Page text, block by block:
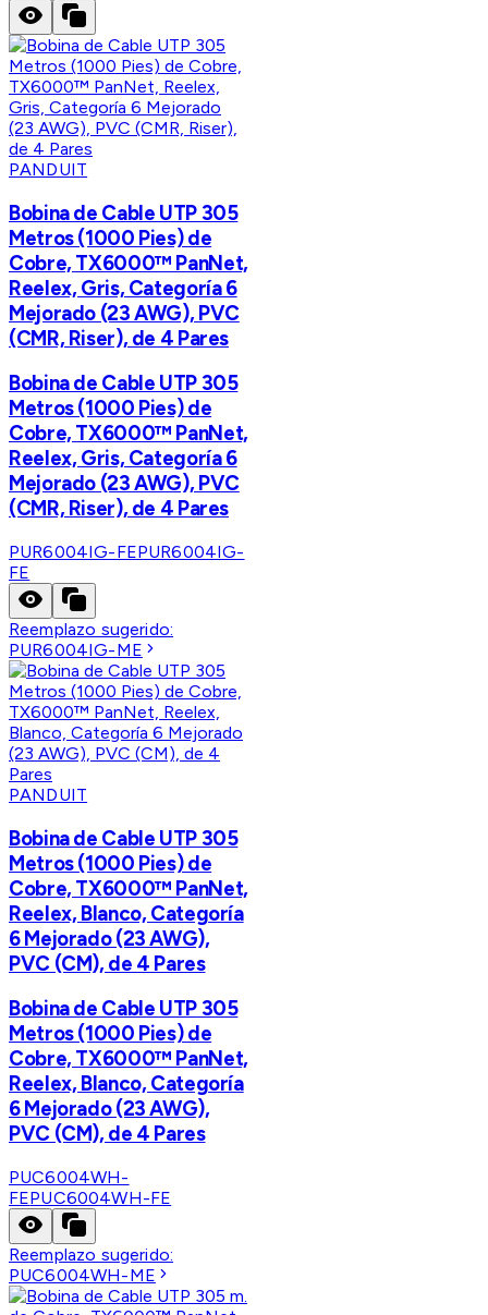
PANDUIT
Bobina de Cable UTP 305
Metros (1000 Pies) de
Cobre, TX6000™ PanNet,
Reelex, Gris, Categoría 6
Mejorado (23 AWG), PVC
(CMR, Riser), de 4 Pares
Bobina de Cable UTP 305
Metros (1000 Pies) de
Cobre, TX6000™ PanNet,
Reelex, Gris, Categoría 6
Mejorado (23 AWG), PVC
(CMR, Riser), de 4 Pares
PUR6004IG-FEPUR6004IG-
FE
Reemplazo sugerido:
PUR6004IG-ME
PANDUIT
Bobina de Cable UTP 305
Metros (1000 Pies) de
Cobre, TX6000™ PanNet,
Reelex, Blanco, Categoría
6 Mejorado (23 AWG),
PVC (CM), de 4 Pares
Bobina de Cable UTP 305
Metros (1000 Pies) de
Cobre, TX6000™ PanNet,
Reelex, Blanco, Categoría
6 Mejorado (23 AWG),
PVC (CM), de 4 Pares
PUC6004WH-
FEPUC6004WH-FE
Reemplazo sugerido:
PUC6004WH-ME